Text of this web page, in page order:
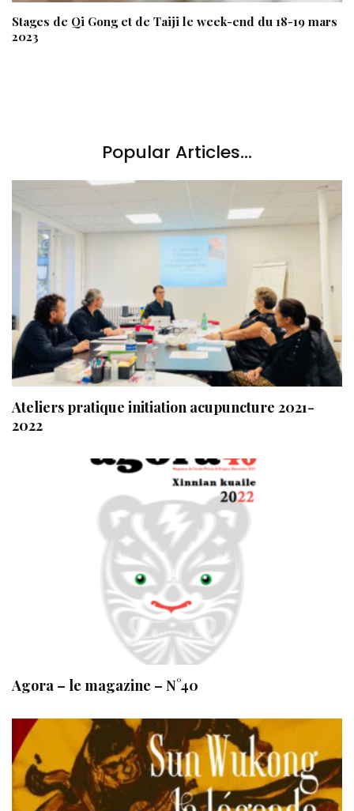
Stages de Qi Gong et de Taiji le week-end du 18-19 mars
2023
Popular Articles...
Ateliers pratique initiation acupuncture 2021-
2022
Agora – le magazine – N°40